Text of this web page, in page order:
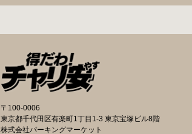
〒100-0006
東京都千代田区有楽町1丁目1-3 東京宝塚ビル8階
株式会社パーキングマーケット